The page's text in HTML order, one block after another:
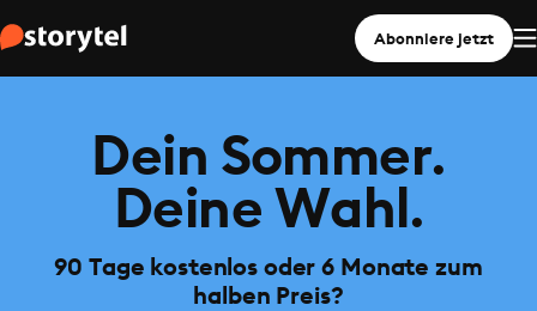
Abonniere jetzt
Dein Sommer.
Deine Wahl.
90 Tage kostenlos oder 6 Monate zum
halben Preis?